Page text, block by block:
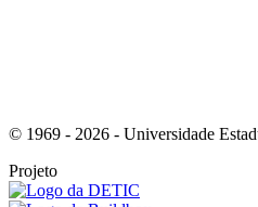
© 1969 - 2026 - Universidade
Projeto